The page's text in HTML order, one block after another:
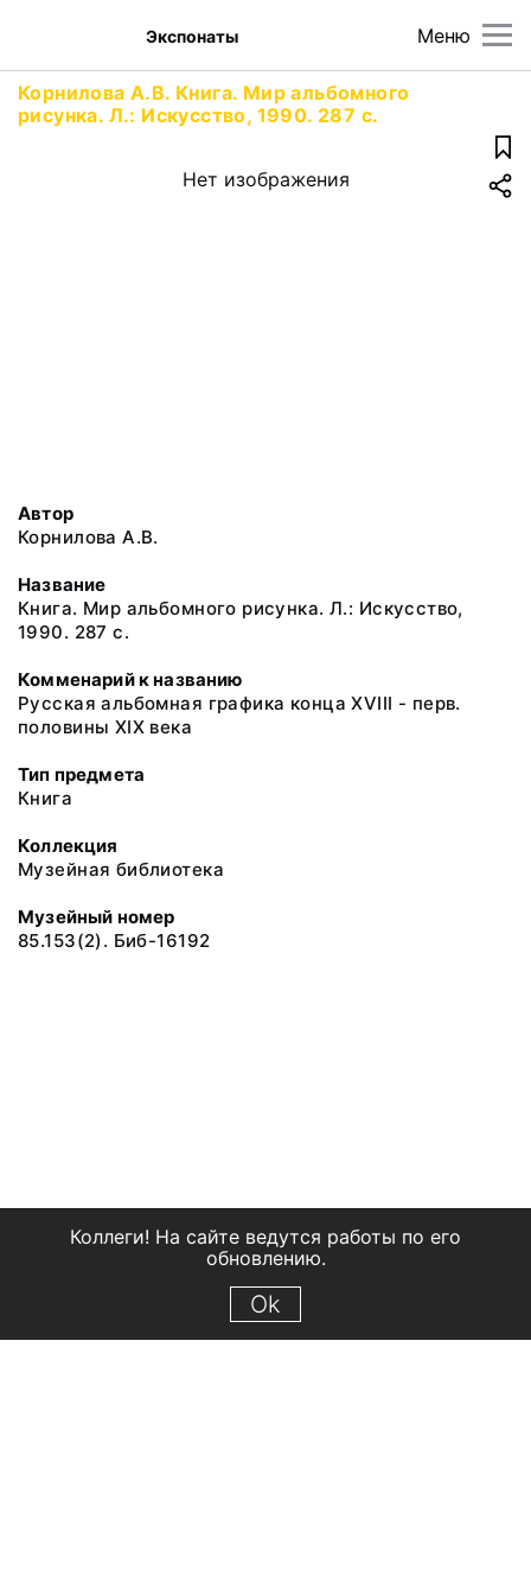
Меню
Экспонаты
Корнилова А.В. Книга. Мир альбомного
рисунка. Л.: Искусство, 1990. 287 с.
Нет изображения
Автор
Корнилова А.В.
Название
Книга. Мир альбомного рисунка. Л.: Искусство,
1990. 287 с.
Комменарий к названию
Русская альбомная графика конца XVIII - перв.
половины XIX века
Тип предмета
Книга
Коллекция
Музейная библиотека
Музейный номер
85.153(2). Биб-16192
Коллеги! На сайте ведутся работы по его
обновлению.
Ok